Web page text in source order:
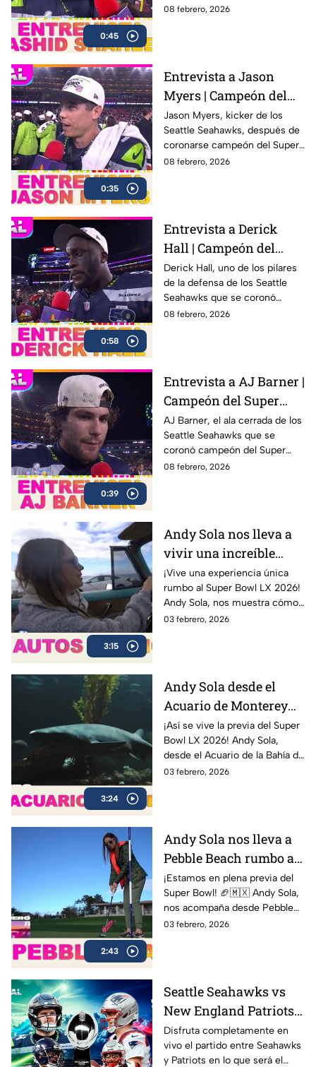
0:45
Bowl LX con una victoria
08 febrero, 2026
0:35
Entrevista a Jason
Myers | Campeón del
Super Bowl LX con los
Seahawks
Jason Myers, kicker de los
Seattle Seahawks, después de
coronarse campeón del Super
Bowl LX .
08 febrero, 2026
0:58
Entrevista a Derick
Hall | Campeón del
Super Bowl LX con los
Seahawks
Derick Hall, uno de los pilares
de la defensa de los Seattle
Seahawks que se coronó
campeón del Super Bowl LX 🏆
08 febrero, 2026
0:39
Entrevista a AJ Barner |
Campeón del Super
Bowl LX con los
Seahawks
AJ Barner, el ala cerrada de los
Seattle Seahawks que se
coronó campeón del Super
Bowl LX tras la victoria ante los
08 febrero, 2026
3:15
Andy Sola nos lleva a
vivir una increíble
experiencia en un Bel
Air 1954 | Sola al Super
Bowl
¡Vive una experiencia única
rumbo al Super Bowl LX 2026!
Andy Sola, nos muestra cómo
se vive la previa del Super
03 febrero, 2026
3:24
Andy Sola desde el
Acuario de Monterey
rumbo al Super Bowl |
Sola al Super Bowl
¡Así se vive la previa del Super
Bowl LX 2026! Andy Sola,
desde el Acuario de la Bahía de
Monterey, compartiendo sus
England Patriots.
03 febrero, 2026
2:43
Andy Sola nos lleva a
Pebble Beach rumbo al
Super Bow | Sola al
Super Bowl
¡Estamos en plena previa del
Super Bowl! 🏈🇲🇽 Andy Sola,
nos acompaña desde Pebble
Beach, compartiendo cómo se
03 febrero, 2026
Seattle Seahawks vs
New England Patriots
ver EN VIVO y GRATIS
Super Bowl LX 2026,
Disfruta completamente en
vivo el partido entre Seahawks
y Patriots en lo que será el